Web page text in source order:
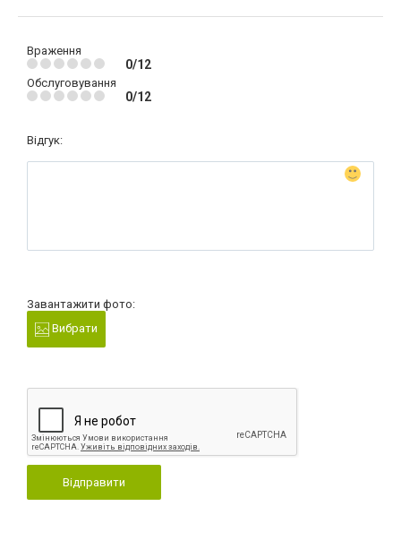
Враження
0/12
Обслуговування
0/12
Відгук:
Завантажити фото:
Вибрати
Відправити